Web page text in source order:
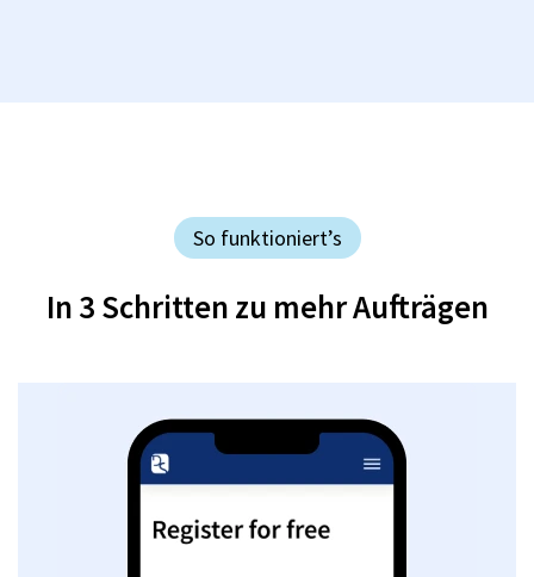
So funktioniert’s
In 3 Schritten zu mehr Aufträgen